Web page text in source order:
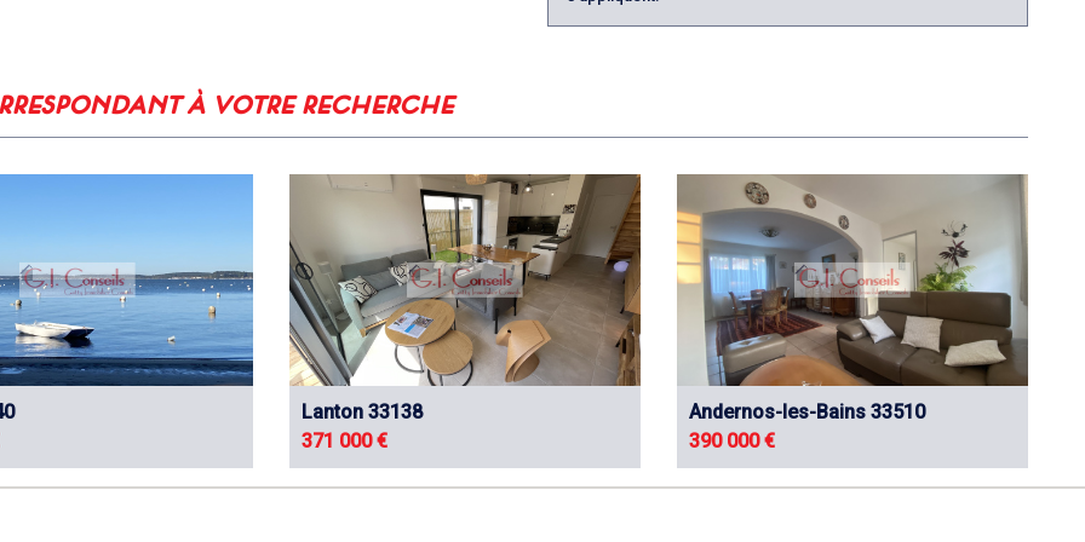
43,67 %
60,35 %
35,26 %
88,76 %
11,24 %
3,88 %
à votre recherche
Lanton 33138
371 000 €
Andernos-les-Bains 33510
390 000 €